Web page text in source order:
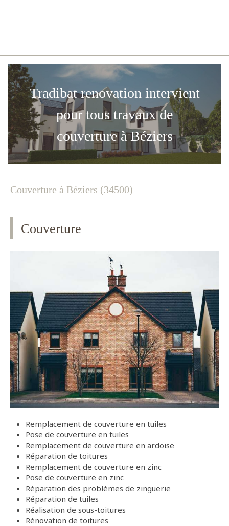
Tradibat renovation intervient
pour tous travaux de
couverture à Béziers
Couverture à Béziers (34500)
Couverture
Remplacement de couverture en tuiles
Pose de couverture en tuiles
Remplacement de couverture en ardoise
Réparation de toitures
Remplacement de couverture en zinc
Pose de couverture en zinc
Réparation des problèmes de zinguerie
Réparation de tuiles
Réalisation de sous-toitures
Rénovation de toitures